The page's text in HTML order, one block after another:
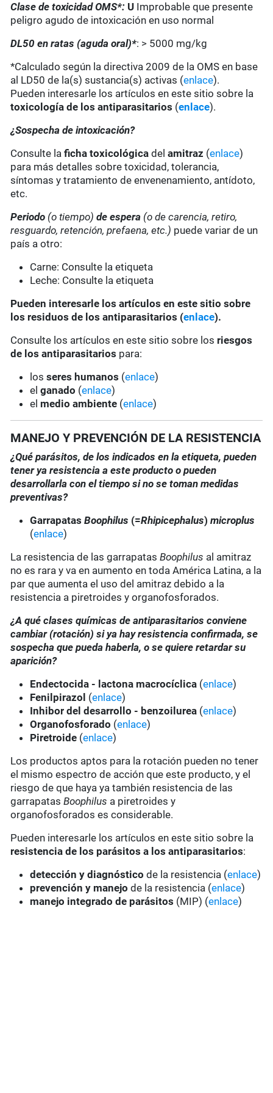
Clase de toxicidad OMS*: U Improbable que presente
peligro agudo de intoxicación en uso normal
DL50 en ratas (aguda oral)*: > 5000 mg/kg
*Calculado según la directiva 2009 de la OMS en base
al LD50 de la(s) sustancia(s) activas (enlace).
Pueden interesarle los artículos en este sitio sobre la
toxicología de los antiparasitarios (enlace).
¿Sospecha de intoxicación?
Consulte laficha toxicológicadelamitraz (enlace)
para más detalles sobre toxicidad, tolerancia,
síntomas y tratamiento de envenenamiento, antídoto,
etc.
Periodo (o tiempo) de espera (o de carencia, retiro,
resguardo, retención, prefaena, etc.) puede variar de un
país a otro:
Carne: Consulte la etiqueta
Leche: Consulte la etiqueta
Pueden interesarle los artículos en este sitio sobre
los residuos de los antiparasitarios (enlace).
Consulte los artículos en este sitio sobre los riesgos
de los antiparasitarios para:
losseres humanos (enlace)
elganado (enlace)
el medio ambiente (enlace)
MANEJO Y PREVENCIÓN DE LA RESISTENCIA
¿Qué parásitos, de los indicados en la etiqueta, pueden
tener ya resistencia a este producto o pueden
desarrollarla con el tiempo si no se toman medidas
preventivas?
GarrapatasBoophilus (=Rhipicephalus)microplus
(enlace)
La resistencia de las garrapatas Boophilus al amitraz
no es rara y va en aumento en toda América Latina, a la
par que aumenta el uso del amitraz debido a la
resistencia a piretroides y organofosforados.
¿A qué clases químicas de antiparasitarios conviene
cambiar (rotación) si ya hay resistencia confirmada, se
sospecha que pueda haberla, o se quiere retardar su
aparición?
Endectocida - lactona macrocíclica (enlace)
Fenilpirazol (enlace)
Inhibor del desarrollo - benzoilurea (enlace)
Organofosforado (enlace)
Piretroide (enlace)
Los productos aptos para la rotación pueden no tener
el mismo espectro de acción que este producto, y el
riesgo de que haya ya también resistencia de las
garrapatasBoophilus a piretroides y
organofosforados es considerable.
Pueden interesarle los artículos en este sitio sobre la
resistencia de los parásitos a los antiparasitarios:
detección y diagnóstico de la resistencia (enlace)
prevención y manejo de la resistencia (enlace)
manejo integrado de parásitos (MIP) (enlace)